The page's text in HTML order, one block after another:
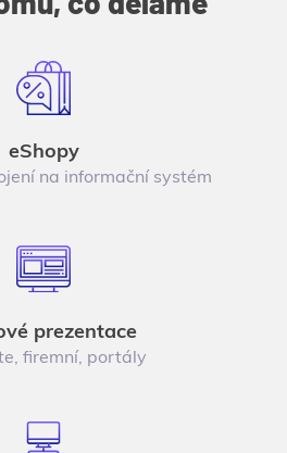
eShopy
na informační systém
prezentace
firemní, portály